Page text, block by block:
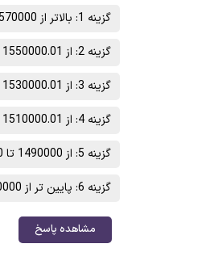
گزینه 1: بالاتر از 1570000
گزینه 2: از 1550000.01 تا 1570000
گزینه 3: از 1530000.01 تا 1550000
گزینه 4: از 1510000.01 تا 1530000
گزینه 5: از 1490000 تا 1510000
گزینه 6: پایین تر از 1490000
مشاهده پاسخ